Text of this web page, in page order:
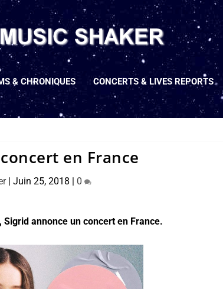
& CHRONIQUES CONCERTS & LIVES REPORTS
en France
| Juin 25, 2018| 0
annonce un concert en France.